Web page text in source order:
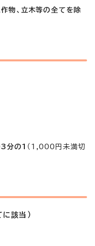
物、立木等の全てを除
3分の1 （1,000円未満切
該当）